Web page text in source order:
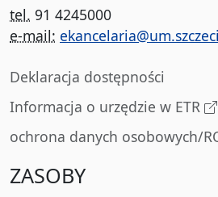
tel. 91 4245000
e-mail:
Deklaracja dostępności
Informacja o urzędzie w ETR
ochrona danych osobowych/
ZASOBY